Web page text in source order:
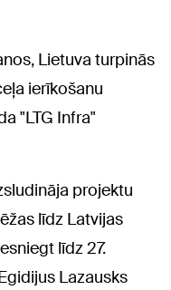
Lietuva turpinās
ierīkošanu
"LTG Infra"
projektu
līdz Latvijas
līdz 27.
Lazausks